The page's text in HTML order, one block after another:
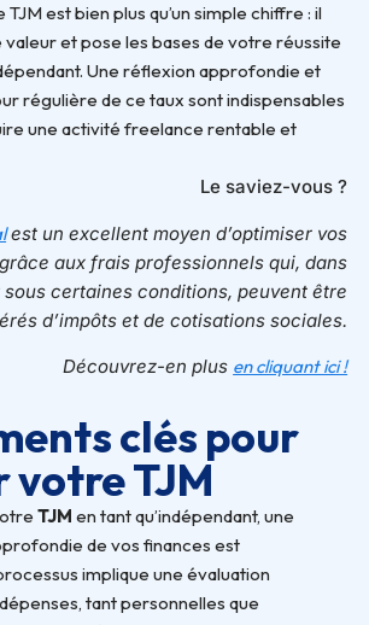
TJM est bien plus qu’un simple chiffre : il
et pose les bases de votre réussite
Une réflexion approfondie et
régulière de ce taux sont indispensables
une activité freelance rentable et
Le saviez-vous ?
est un excellent moyen d’optimiser vos
grâce aux frais professionnels qui, dans
certaines conditions, peuvent être
d’impôts et de cotisations sociales.
Découvrez-en plus en cliquant ici !
clés pour
votre TJM
TJM en tant qu’indépendant, une
de vos finances est
implique une évaluation
tant personnelles que